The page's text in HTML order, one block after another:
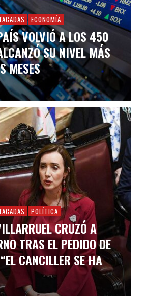
ECONOMÍA
VOLVIÓ A LOS 450
SU NIVEL MÁS
MESES
POLÍTICA
CRUZÓ A
TRAS EL PEDIDO DE
CANCILLER SE HA